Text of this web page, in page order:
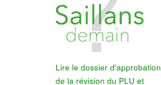
Lire le dossier d'approbation
de la révision du PLU et